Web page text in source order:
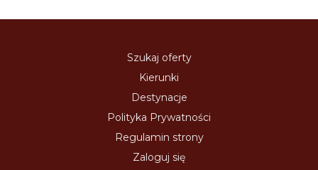
Szukaj oferty
Kierunki
Destynacje
Polityka Prywatności
Regulamin strony
Zaloguj się